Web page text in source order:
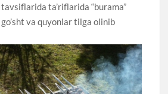
tavsiflarida ta’riflarida “burama”
va quyonlar tilga olinib